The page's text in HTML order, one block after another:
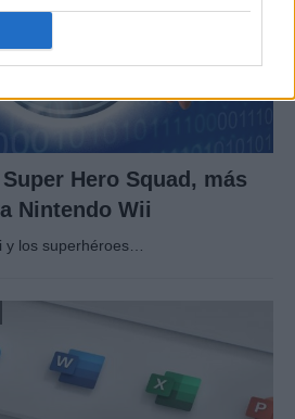
Hero Squad, más
Nintendo Wii
y los superhéroes…